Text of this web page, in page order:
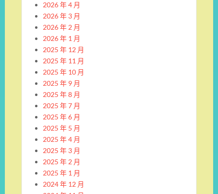
2026 年 4 月
2026 年 3 月
2026 年 2 月
2026 年 1 月
2025 年 12 月
2025 年 11 月
2025 年 10 月
2025 年 9 月
2025 年 8 月
2025 年 7 月
2025 年 6 月
2025 年 5 月
2025 年 4 月
2025 年 3 月
2025 年 2 月
2025 年 1 月
2024 年 12 月